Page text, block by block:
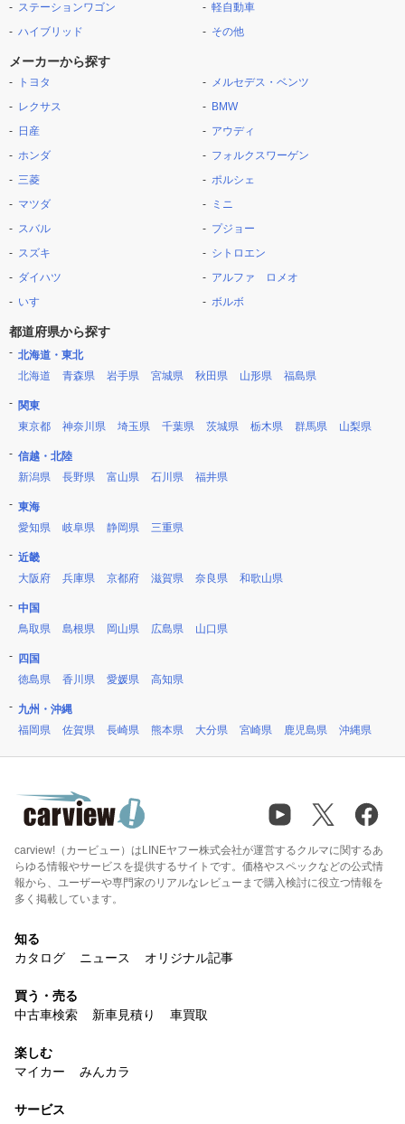
ステーションワゴン
ハイブリッド
軽自動車
その他
メーカーから探す
トヨタ
レクサス
日産
ホンダ
三菱
マツダ
スバル
スズキ
ダイハツ
いすゞ
メルセデス・ベンツ
BMW
アウディ
フォルクスワーゲン
ポルシェ
ミニ
プジョー
シトロエン
アルファ ロメオ
ボルボ
都道府県から探す
北海道・東北
北海道
青森県 岩手県 宮城県 秋田県 山形県 福島県
関東
東京都
神奈川県 埼玉県 千葉県 茨城県 栃木県 群馬県 山梨県
信越・北陸
新潟県
長野県 富山県 石川県 福井県
東海
愛知県
岐阜県 静岡県 三重県
近畿
大阪府
兵庫県 京都府 滋賀県 奈良県 和歌山県
中国
鳥取県
島根県 岡山県 広島県 山口県
四国
徳島県
香川県 愛媛県 高知県
九州・沖縄
福岡県
佐賀県 長崎県 熊本県 大分県 宮崎県 鹿児島県 沖縄県
carview!（カービュー）はLINEヤフー株式会社が運営するクルマに関するあ
らゆる情報やサービスを提供するサイトです。価格やスペックなどの公式情
報から、ユーザーや専門家のリアルなレビューまで購入検討に役立つ情報を
多く掲載しています。
知る
カタログ
ニュース オリジナル記事
買う・売る
中古車検索
新車見積り 車買取
楽しむ
マイカー
みんカラ
サービス